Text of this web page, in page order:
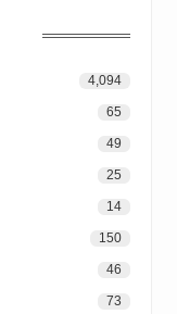
4,094
65
49
25
14
150
46
73